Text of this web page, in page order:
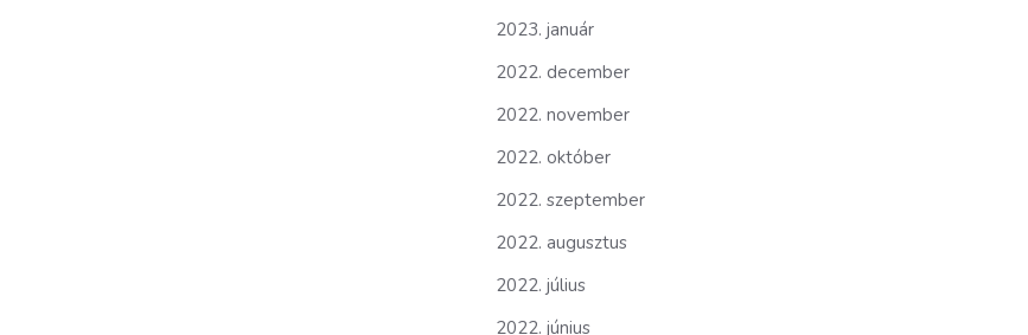
2023. január
2022. december
2022. november
2022. október
2022. szeptember
2022. augusztus
2022. július
2022. június